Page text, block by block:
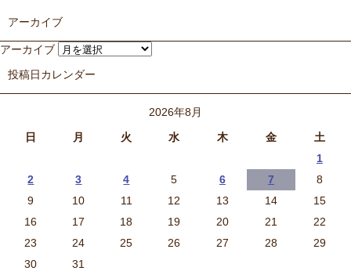
アーカイブ
アーカイブ
投稿日カレンダー
2026年8月
日
月 火 水 木 金 土
1
2
3 4 5 6 7
8
9
10 11 12 13 14
15
16
17 18 19 20 21
22
23
24 25 26 27 28
29
30
31